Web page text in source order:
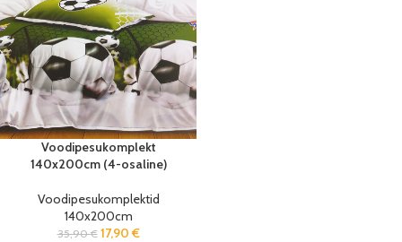
Voodipesukomplekt
140x200cm (4-osaline)
Voodipesukomplektid
140x200cm
35,90€ 17,90 €